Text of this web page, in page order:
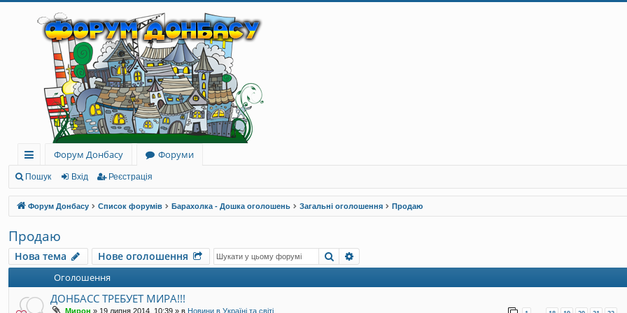
ви
дк
и
й
до
ст
уп
Форум Донбасу
Форуми
Пошук Вхід Реєстрація
Форум Донбасу Список форумів Барахолка - Дошка оголошень Загальні оголошення Продаю
Продаю
Нова тема Нове оголошення Пошук
Оголошення
ДОНБАСС ТРЕБУЕТ МИРА!!!
Мирон » 19 липня 2014, 10:39 » в Новини в Україні та світі